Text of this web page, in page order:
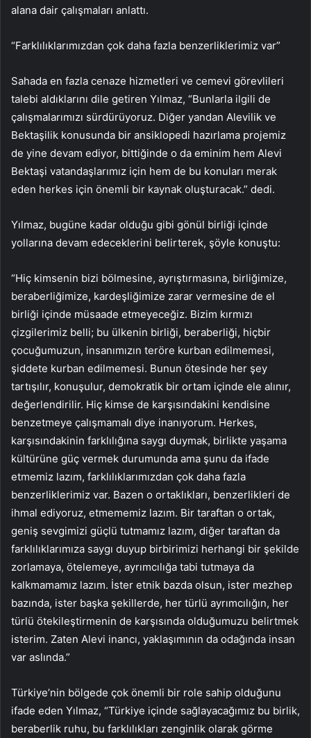
alana dair çalışmaları anlattı.
“Farklılıklarımızdan çok daha fazla benzerliklerimiz var”
Sahada en fazla cenaze hizmetleri ve cemevi görevlileri
talebi aldıklarını dile getiren Yılmaz, “Bunlarla ilgili de
çalışmalarımızı sürdürüyoruz. Diğer yandan Alevilik ve
Bektaşilik konusunda bir ansiklopedi hazırlama projemiz
de yine devam ediyor, bittiğinde o da eminim hem Alevi
Bektaşi vatandaşlarımız için hem de bu konuları merak
eden herkes için önemli bir kaynak oluşturacak.” dedi.
Yılmaz, bugüne kadar olduğu gibi gönül birliği içinde
yollarına devam edeceklerini belirterek, şöyle konuştu:
“Hiç kimsenin bizi bölmesine, ayrıştırmasına, birliğimize,
beraberliğimize, kardeşliğimize zarar vermesine de el
birliği içinde müsaade etmeyeceğiz. Bizim kırmızı
çizgilerimiz belli; bu ülkenin birliği, beraberliği, hiçbir
çocuğumuzun, insanımızın teröre kurban edilmemesi,
şiddete kurban edilmemesi. Bunun ötesinde her şey
tartışılır, konuşulur, demokratik bir ortam içinde ele alınır,
değerlendirilir. Hiç kimse de karşısındakini kendisine
benzetmeye çalışmamalı diye inanıyorum. Herkes,
karşısındakinin farklılığına saygı duymak, birlikte yaşama
kültürüne güç vermek durumunda ama şunu da ifade
etmemiz lazım, farklılıklarımızdan çok daha fazla
benzerliklerimiz var. Bazen o ortaklıkları, benzerlikleri de
ihmal ediyoruz, etmememiz lazım. Bir taraftan o ortak,
geniş sevgimizi güçlü tutmamız lazım, diğer taraftan da
farklılıklarımıza saygı duyup birbirimizi herhangi bir şekilde
zorlamaya, ötelemeye, ayrımcılığa tabi tutmaya da
kalkmamamız lazım. İster etnik bazda olsun, ister mezhep
bazında, ister başka şekillerde, her türlü ayrımcılığın, her
türlü ötekileştirmenin de karşısında olduğumuzu belirtmek
isterim. Zaten Alevi inancı, yaklaşımının da odağında insan
var aslında.”
Türkiye’nin bölgede çok önemli bir role sahip olduğunu
ifade eden Yılmaz, “Türkiye içinde sağlayacağımız bu birlik,
beraberlik ruhu, bu farklılıkları zenginlik olarak görme